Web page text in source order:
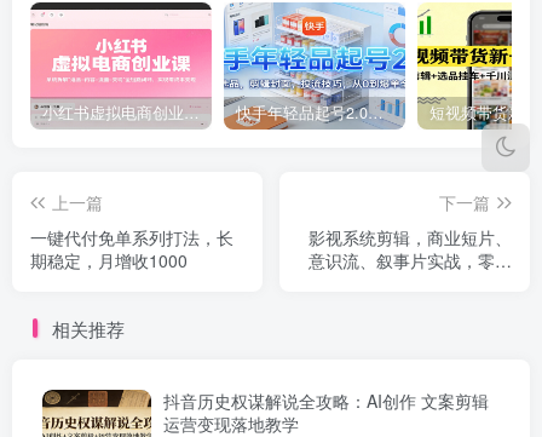
小红书虚拟电商创业课，系统拆解选品-内容-流量-变现，实现零成本变现 快手年轻品起号2.0：养号选品，剪辑封面，投流技巧，从0到爆单全流程
上一篇
一键代付免单系列打法，长
期稳定，月增收1000
下一篇
影视系统剪辑，商业短片、
意识流、叙事片实战，零基
相关推荐
抖音历史权谋解说全攻略：AI创作 文案剪辑
运营变现落地教学